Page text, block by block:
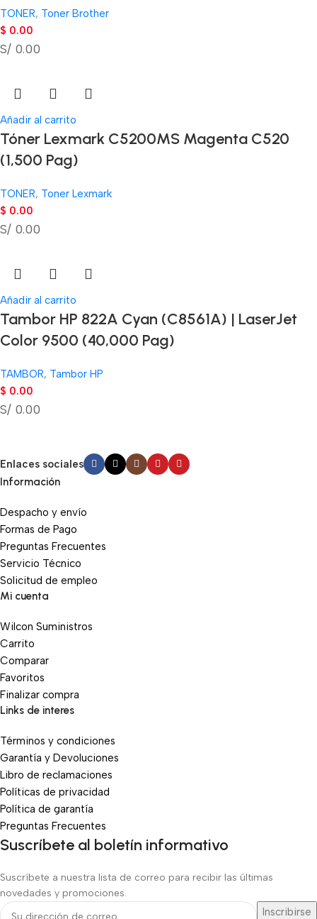
TONER, Toner Brother
$ 0.00
S/ 0.00
Añadir al carrito
Tóner Lexmark C5200MS Magenta C520
(1,500 Pag)
TONER, Toner Lexmark
$ 0.00
S/ 0.00
Añadir al carrito
Tambor HP 822A Cyan (C8561A) | LaserJet
Color 9500 (40,000 Pag)
TAMBOR, Tambor HP
$ 0.00
S/ 0.00
Enlaces sociales
Información
Despacho y envío
Formas de Pago
Preguntas Frecuentes
Servicio Técnico
Solicitud de empleo
Mi cuenta
Wilcon Suministros
Carrito
Comparar
Favoritos
Finalizar compra
Links de interes
Términos y condiciones
Garantía y Devoluciones
Libro de reclamaciones
Políticas de privacidad
Política de garantía
Preguntas Frecuentes
Suscríbete al boletín informativo
Suscríbete a nuestra lista de correo para recibir las últimas
novedades y promociones.